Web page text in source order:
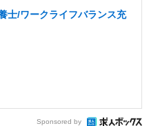
士/ワークライフバランス充
Sponsored by